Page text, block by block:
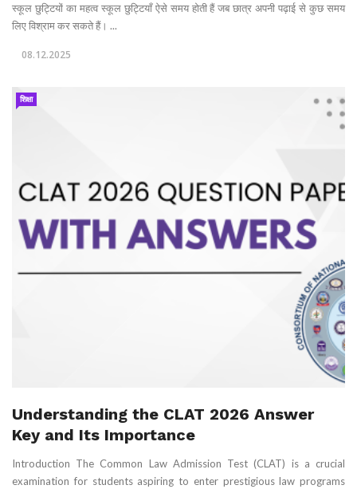
स्कूल छुट्टियों का महत्व स्कूल छुट्टियाँ ऐसे समय होती हैं जब छात्र अपनी पढ़ाई से कुछ समय
लिए विश्राम कर सकते हैं। ...
08.12.2025
शिक्षा
Understanding the CLAT 2026 Answer
Key and Its Importance
Introduction The Common Law Admission Test (CLAT) is a crucial
examination for students aspiring to enter prestigious law programs